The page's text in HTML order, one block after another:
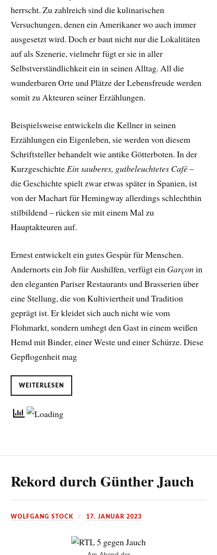
herrscht. Zu zahlreich sind die kulinarischen
Versuchungen, denen ein Amerikaner wo auch immer
ausgesetzt wird. Doch er baut nicht nur die Lokalitäten
auf als Szenerie, vielmehr fügt er sie in aller
Selbstverständlichkeit ein in seinen Alltag. All die
wunderbaren Orte und Plätze der Lebensfreude werden
somit zu Akteuren seiner Erzählungen.
Beispielsweise entwickeln die Kellner in seinen
Erzählungen ein Eigenleben, sie werden von diesem
Schriftsteller behandelt wie antike Götterboten. In der
KurzgeschichteEin sauberes, gutbeleuchtetes Café–
die Geschichte spielt zwar etwas später in Spanien, ist
von der Machart für Hemingway allerdings schlechthin
stilbildend – rücken sie mit einem Mal zu
Hauptakteuren auf.
Ernest entwickelt ein gutes Gespür für Menschen.
Andernorts ein Job für Aushilfen, verfügt ein Garçonin
den eleganten Pariser Restaurants und Brasserien über
eine Stellung, die von Kultiviertheit und Tradition
geprägt ist. Er kleidet sich auch nicht wie vom
Flohmarkt, sondern umhegt den Gast in einem weißen
Hemd mit Binder, einer Weste und einer Schürze. Diese
Gepflogenheit mag
WEITERLESEN
Rekord durch Günther Jauch
WOLFGANG STOCK 17. JANUAR 2023